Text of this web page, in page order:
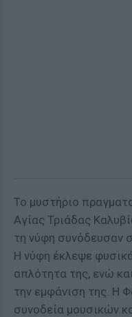
Το μυστήριο
Αγίας Τριάδας
τη νύφη συνόδευσαν
Η νύφη έκλεψε
απλότητα της, ενώ
την εμφάνιση της. Η
συνοδεία μουσικών